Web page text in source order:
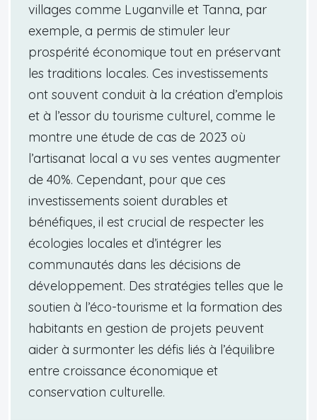
villages comme Luganville et Tanna, par
exemple, a permis de stimuler leur
prospérité économique tout en préservant
les traditions locales. Ces investissements
ont souvent conduit à la création d’emplois
et à l’essor du tourisme culturel, comme le
montre une étude de cas de 2023 où
l’artisanat local a vu ses ventes augmenter
de 40%. Cependant, pour que ces
investissements soient durables et
bénéfiques, il est crucial de respecter les
écologies locales et d’intégrer les
communautés dans les décisions de
développement. Des stratégies telles que le
soutien à l’éco-tourisme et la formation des
habitants en gestion de projets peuvent
aider à surmonter les défis liés à l’équilibre
entre croissance économique et
conservation culturelle.